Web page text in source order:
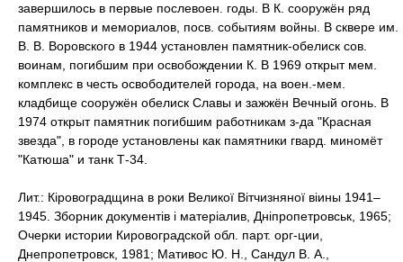
завершилось в первые послевоен. годы. В К. сооружён ряд
памятников и мемориалов, посв. событиям войны. В сквере им.
В. В. Воровского в 1944 установлен памятник-обелиск сов.
воинам, погибшим при освобождении К. В 1969 открыт мем.
комплекс в честь освободителей города, на воен.-мем.
кладбище сооружён обелиск Славы и зажжён Вечный огонь. В
1974 открыт памятник погибшим работникам з-да "Красная
звезда", в городе установлены как памятники гвард. миномёт
"Катюша" и танк Т-34.
Лит.: Кiровоградщина в роки Великоï Вiтчизняноï вiины 1941–
1945. Зборник документiв i матерiалив, Днiпропетровськ, 1965;
Очерки истории Кировоградской обл. парт. орг-ции,
Днепропетровск, 1981; Maтивос Ю. Н., Сандул В. Α.,